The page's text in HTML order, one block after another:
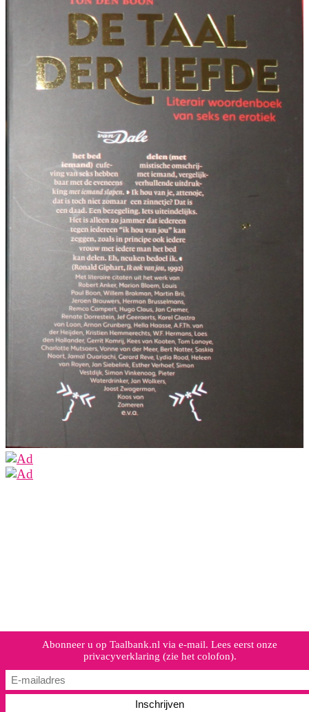
Abonneer u op Taalbank.nl via e-mail. Lees eerst onze
privacyverklaring (zie het colofon).